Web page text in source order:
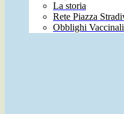
La storia
Rete Piazza
Obblighi Vaccinali